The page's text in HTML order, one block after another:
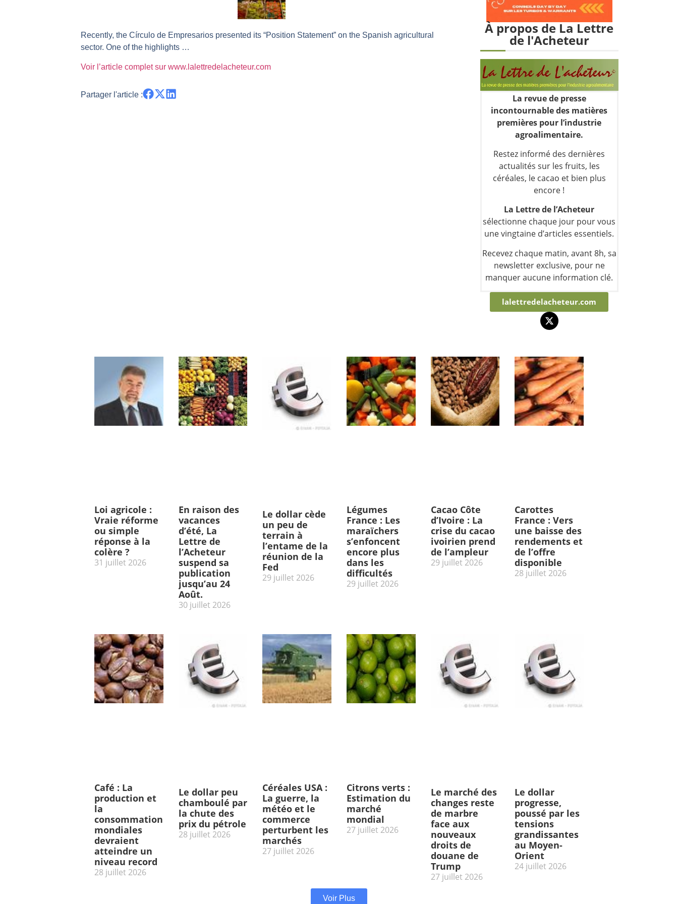
REMY COINTREAU : Le rebond est-il enfin confirmé ? | Daniel Cohen de Lara – Market Movers
CAC 40 : Vers un nouveau record ? Analyse avant la décision de la Fed | Denis Desclos – Chrono CAC
Bernard Prats-Desclaux : Penser les marchés à l’ère des ruptures | Interview Littéraire
S&P500 : Des records, mais toujours de la vigueur | Ludovick Bertola – Les Echos de Wall Street
NASDAQ : La tendance haussière reste intacte | Ludovick Bertola – Les Echos de Wall Street
Recently, the Círculo de Empresarios presented its “Position Statement” on the Spanish agricultural
sector. One of the highlights …
Voir l’article complet sur www.lalettredelacheteur.com
Partager l'article :
À propos de La Lettre
de l'Acheteur
La revue de presse
incontournable des matières
premières pour l’industrie
agroalimentaire.
Restez informé des dernières
actualités sur les fruits, les
céréales, le cacao et bien plus
encore !
La Lettre de l’Acheteur
sélectionne chaque jour pour vous
une vingtaine d’articles essentiels.
Recevez chaque matin, avant 8h, sa
newsletter exclusive, pour ne
manquer aucune information clé.
lalettredelacheteur.com
Loi agricole :
Vraie réforme
ou simple
réponse à la
colère ?
31 juillet 2026
En raison des
vacances
d’été, La
Lettre de
l’Acheteur
suspend sa
publication
jusqu’au 24
Août.
30 juillet 2026
Le dollar cède
un peu de
terrain à
l’entame de la
réunion de la
Fed
29 juillet 2026
Légumes
France : Les
maraïchers
s’enfoncent
encore plus
dans les
difficultés
29 juillet 2026
Cacao Côte
d’Ivoire : La
crise du cacao
ivoirien prend
de l’ampleur
29 juillet 2026
Carottes
France : Vers
une baisse des
rendements et
de l’offre
disponible
28 juillet 2026
Café : La
production et
la
consommation
mondiales
devraient
atteindre un
niveau record
28 juillet 2026
Le dollar peu
chamboulé par
la chute des
prix du pétrole
28 juillet 2026
Céréales USA :
La guerre, la
météo et le
commerce
perturbent les
marchés
27 juillet 2026
Citrons verts :
Estimation du
marché
mondial
27 juillet 2026
Le marché des
changes reste
de marbre
face aux
nouveaux
droits de
douane de
Trump
27 juillet 2026
Le dollar
progresse,
poussé par les
tensions
grandissantes
au Moyen-
Orient
24 juillet 2026
Voir Plus